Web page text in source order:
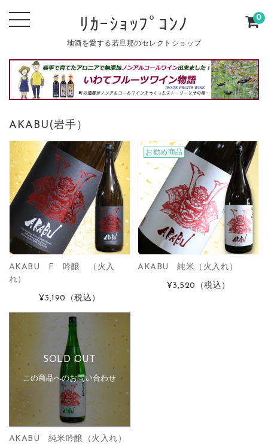
ﾘｶｰｼｮｯﾌﾟｺﾝﾉ
地酒を愛する若旦那のセレクトショップ
0
AKABU(岩手）
AKABU F 吟醸 （火入
れ）
¥3,190 （税込）
お勧め商品
AKABU 純米（火入れ）
¥3,520 （税込）
SOLD OUT
この商品へのお問い合わせ
AKABU 純米吟醸（火入れ）